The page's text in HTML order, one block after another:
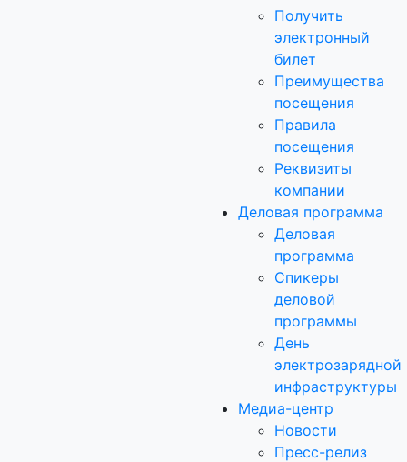
Получить
электронный
билет
Преимущества
посещения
Правила
посещения
Реквизиты
компании
Деловая программа
Деловая
программа
Спикеры
деловой
программы
День
электрозарядной
инфраструктуры
Медиа-центр
Новости
Пресс-релиз